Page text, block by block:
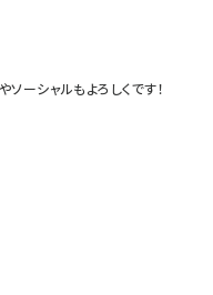
ーシャルもよろしくです！